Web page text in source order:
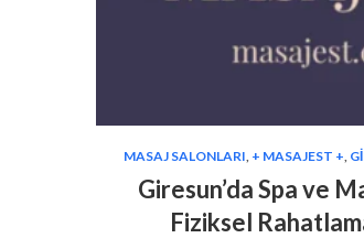
MASAJ SALONLARI + MASAJEST +
Giresun’da Spa ve
Fiziksel